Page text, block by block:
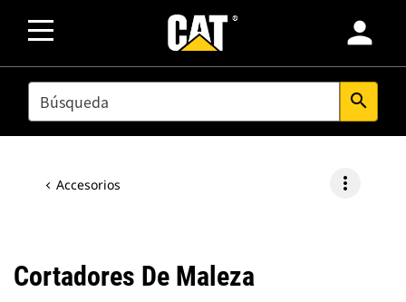
person
SEARCH search
Accesorios more_vert
Cortadores De Maleza